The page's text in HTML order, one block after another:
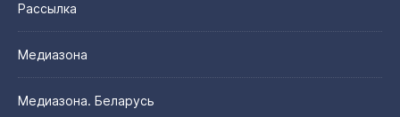
Рассылка
Медиазона
Медиазона. Беларусь